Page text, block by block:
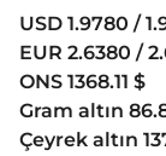
USD 1.9780 /
EUR 2.6380 /
ONS 1368.11 $
Gram altın
Çeyrek altın